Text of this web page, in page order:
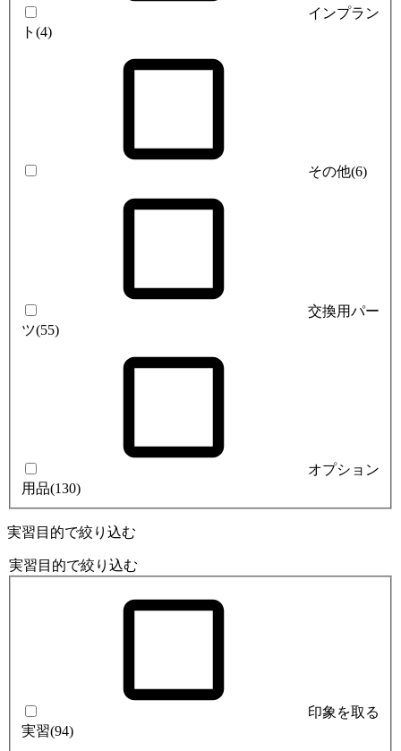
インプラン
ト (4)
その他(6)
交換用パー
ツ(55)
オプション
用品(130)
実習目的で絞り込む
実習目的で絞り込む
印象を取る
実習(94)